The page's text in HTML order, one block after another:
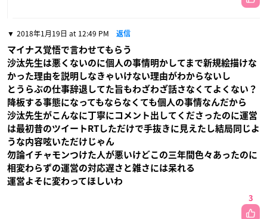
2018年1月19日 at 12:49 PM 返信
マイナス覚悟で言わせてもらう
沙汰先生は悪くないのに個人の事情明かしてまで新規絵描けな
かった理由を説明しなきゃいけない理由がわからないし
とうらぶの仕事辞退してた旨もわざわざ話さなくてよくない？
降板する事態になってもならなくても個人の事情なんだから
沙汰先生がこんなに丁寧にコメント出してくださったのに運営
は最初昔のツイートRTしただけで手抜きに見えたし結局同じよ
うな内容呟いただけじゃん
勿論イチャモンつけた人が悪いけどこの三年間色々あったのに
相変わらずの運営の対応遅さと雑さには呆れる
運営よそに変わってほしいわ
3